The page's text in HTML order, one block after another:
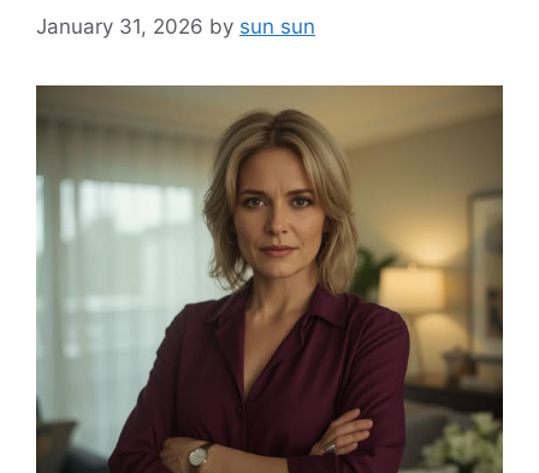
January 31, 2026 by sun sun